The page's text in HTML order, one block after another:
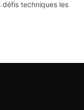
défis techniques les